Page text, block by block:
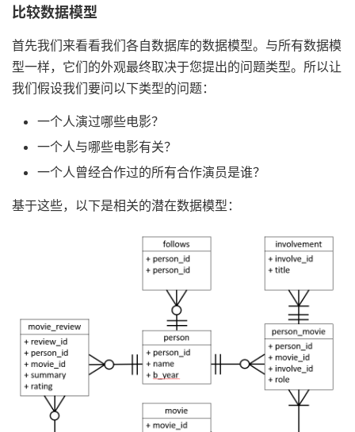
比较数据模型
首先我们来看看我们各自数据库的数据模型。与所有数据模
型一样，它们的外观最终取决于您提出的问题类型。所以让
我们假设我们要问以下类型的问题：
一个人演过哪些电影？
一个人与哪些电影有关？
一个人曾经合作过的所有合作演员是谁？
基于这些，以下是相关的潜在数据模型：